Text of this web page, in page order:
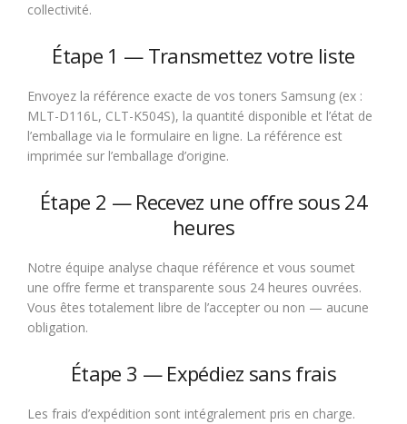
collectivité.
Étape 1 — Transmettez votre liste
Envoyez la référence exacte de vos toners Samsung (ex :
MLT-D116L, CLT-K504S), la quantité disponible et l’état de
l’emballage via le formulaire en ligne. La référence est
imprimée sur l’emballage d’origine.
Étape 2 — Recevez une offre sous 24
heures
Notre équipe analyse chaque référence et vous soumet
une offre ferme et transparente sous 24 heures ouvrées.
Vous êtes totalement libre de l’accepter ou non — aucune
obligation.
Étape 3 — Expédiez sans frais
Les frais d’expédition sont intégralement pris en charge.